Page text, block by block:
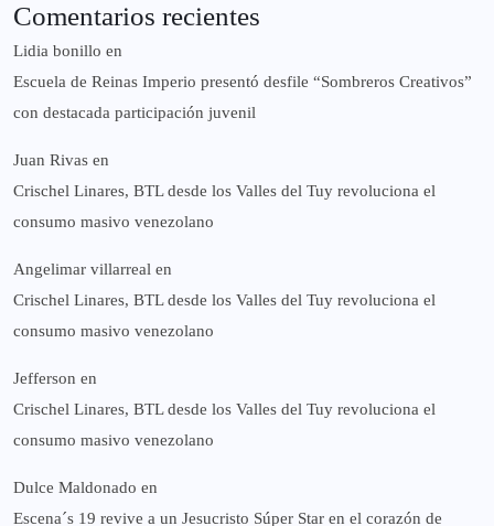
Comentarios recientes
Lidia bonillo en
Escuela de Reinas Imperio presentó desfile “Sombreros Creativos”
con destacada participación juvenil
Juan Rivas en
Crischel Linares, BTL desde los Valles del Tuy revoluciona el
consumo masivo venezolano
Angelimar villarreal en
Crischel Linares, BTL desde los Valles del Tuy revoluciona el
consumo masivo venezolano
Jefferson en
Crischel Linares, BTL desde los Valles del Tuy revoluciona el
consumo masivo venezolano
Dulce Maldonado en
Escena´s 19 revive a un Jesucristo Súper Star en el corazón de